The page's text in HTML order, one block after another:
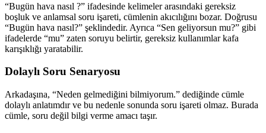
“Bugün hava nasıl ?” ifadesinde kelimeler arasındaki gereksiz
boşluk ve anlamsal soru işareti, cümlenin akıcılığını bozar. Doğrusu
“Bugün hava nasıl?” şeklindedir. Ayrıca “Sen geliyorsun mu?” gibi
ifadelerde “mu” zaten soruyu belirtir, gereksiz kullanımlar kafa
karışıklığı yaratabilir.
Dolaylı Soru Senaryosu
Arkadaşına, “Neden gelmediğini bilmiyorum.” dediğinde cümle
dolaylı anlatımdır ve bu nedenle sonunda soru işareti olmaz. Burada
cümle, soru değil bilgi verme amacı taşır.